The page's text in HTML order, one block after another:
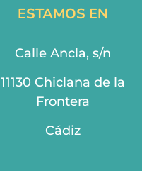
ESTAMOS EN
Calle Ancla, s/n
11130 Chiclana de la
Frontera
Cádiz